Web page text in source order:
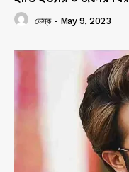
ডেস্ক - May 9, 2023